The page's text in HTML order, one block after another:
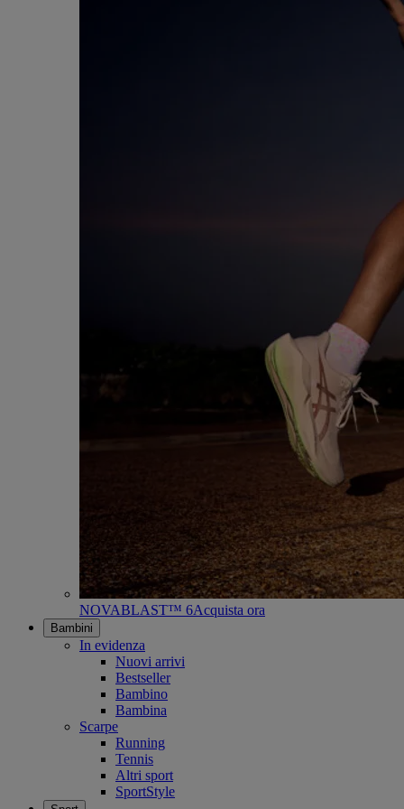
NOVABLAST™ 6Acquista ora
Bambini
In evidenza
Nuovi arrivi
Bestseller
Bambino
Bambina
Scarpe
Running
Tennis
Altri sport
SportStyle